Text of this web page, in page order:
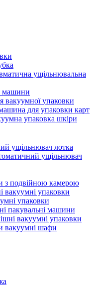
ущільнювальна
машини
вакуумної упаковки
для упаковки карт
упаковка шкіри
ущільнювач лотка
ущільнювач
з подвійною камерою
вакуумні упаковки
упаковки
пакувальні машини
вакуумні упаковки
вакуумні шафи